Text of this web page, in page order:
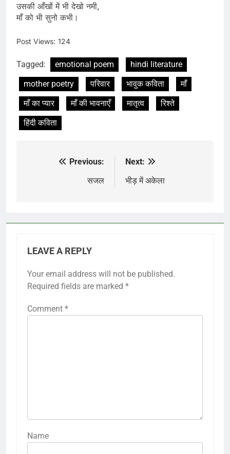
उसकी आँखों में भी देखो नमी,
माँ को भी सुनो कभी।
Post Views: 124
Tagged: emotional poem
hindi literature
mother poetry
परिवार भावुक कविता
माँ
माँ का प्यार
माँ की भावनाएँ मातृत्व
रिश्ते
हिंदी कविता
Previous:
सजल
Next:
भीड़ में अकेला
LEAVE A REPLY
Your email address will not be published.
Required fields are marked *
Comment *
Name